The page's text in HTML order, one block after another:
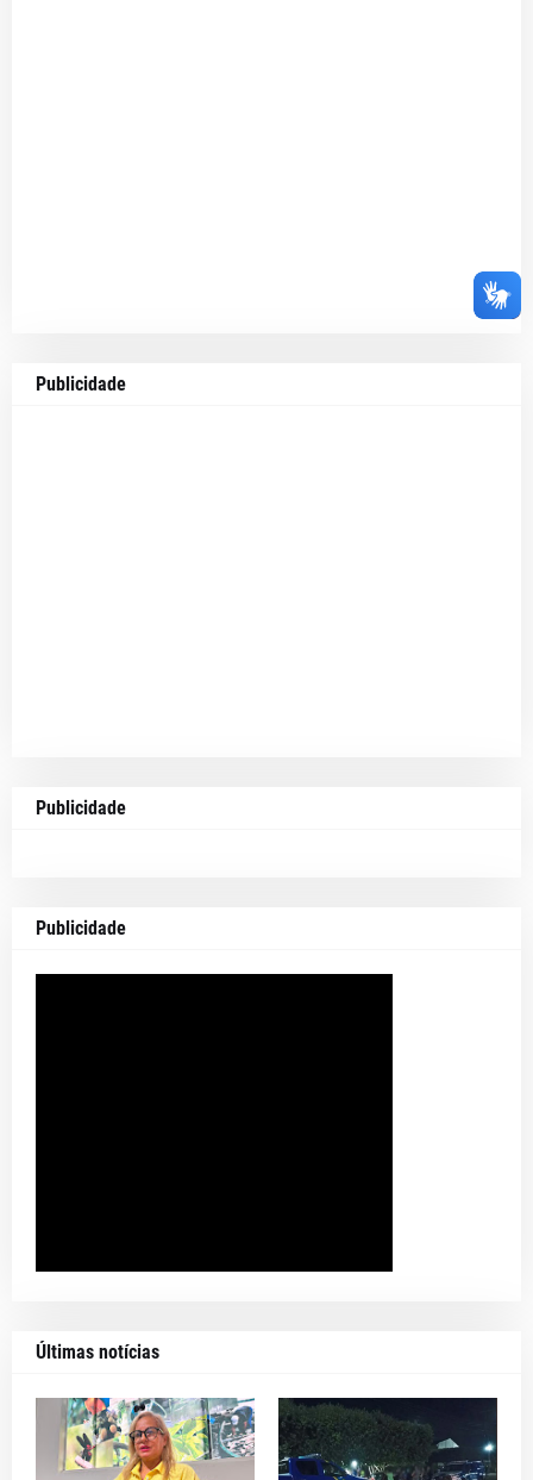
Publicidade
Publicidade
Publicidade
Últimas notícias